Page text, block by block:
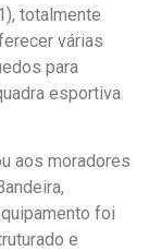
totalmente
várias
para
esportiva
aos moradores
foi
e